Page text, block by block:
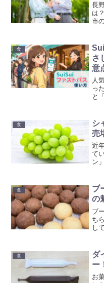
長
は
市
風
っ
食
さ
意
人
っ
と
が
「
食
シ
売
近
て
ン
る
と
食
ブ
の
ブ
ち
し
ょ
感
食
ダ
ー
お